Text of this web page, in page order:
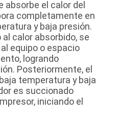
absorbe el calor del
completamente en
y baja presión.
al calor absorbido, se
equipo o espacio
logrando
Posteriormente, el
temperatura y baja
es succionado
iniciando el